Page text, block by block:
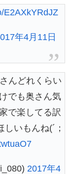
E2AXkYRdJZ
年4月11日
んどれくらい
でも奥さん気
で楽してる訳
いもんね(´；
2017年4